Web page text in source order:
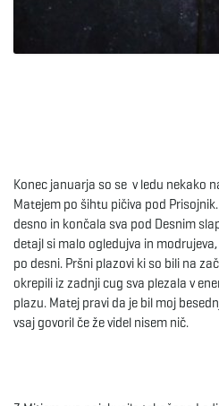
Konec januarja so se v ledu nekako
Matejem po šihtu pičiva pod
desno in končala sva pod Desnim
detajl si malo ogledujva in
po desni. Pršni plazovi ki so bili na
okrepili iz zadnji cug sva plezala v
plazu. Matej pravi da je bil moj
vsaj govoril če že videl nisem nič.